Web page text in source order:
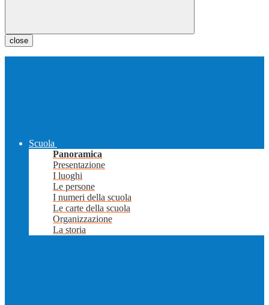
close
Scuola
Panoramica
Presentazione
I luoghi
Le persone
I numeri della scuola
Le carte della scuola
Organizzazione
La storia